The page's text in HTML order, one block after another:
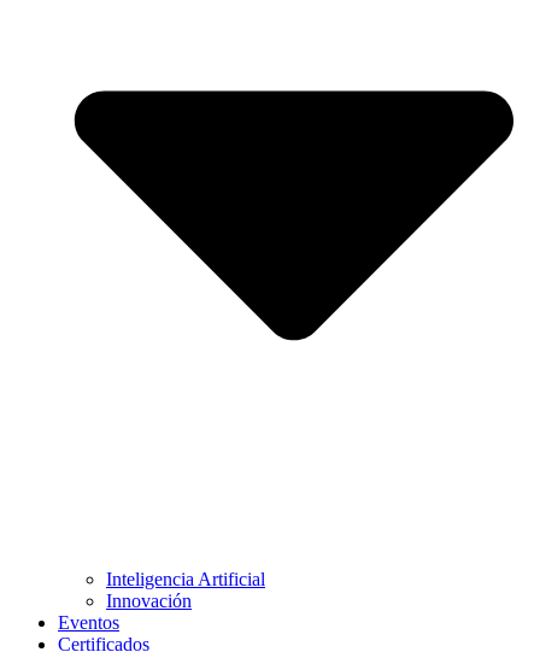
Inteligencia Artificial
Innovación
Eventos
Certificados